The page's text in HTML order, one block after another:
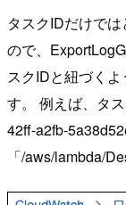
タスクIDだけで
ので、
スクIDと紐づく
す。 例えば、タ
42ff-a2fb-
「/aws/lambda/